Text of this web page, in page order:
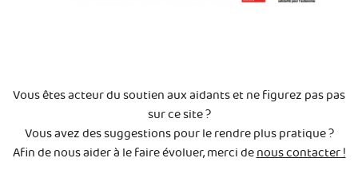
Vous êtes acteur du soutien aux aidants et ne figurez pas pas
sur ce site ?
Vous avez des suggestions pour le rendre plus pratique ?
Afin de nous aider à le faire évoluer, merci denous contacter !